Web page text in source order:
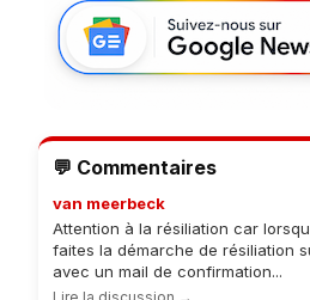
💬 Commentaires
van meerbeck
Attention à la résiliation car
faites la démarche de résiliation
avec un mail de confirmation...